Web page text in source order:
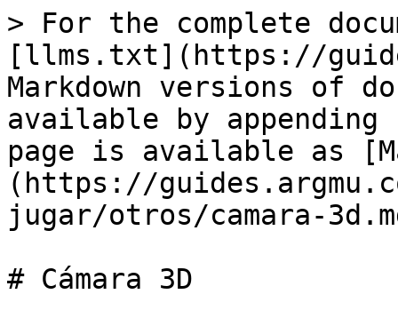
> For the complete
[llms.txt](https://
Markdown versions of
available by
page is available as
(https://
jugar/otros/camara-
# Cámara 3D